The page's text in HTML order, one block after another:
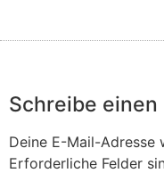
Schreibe einen
Deine E-Mail-
Erforderliche Felder